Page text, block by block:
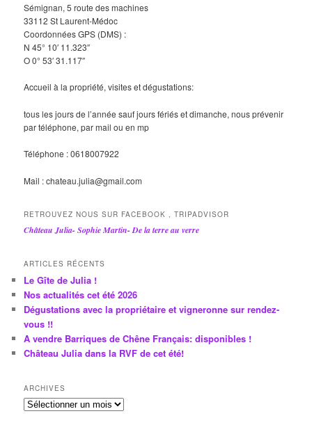
Sémignan, 5 route des machines
33112 St Laurent-Médoc
Coordonnées GPS (DMS) :
N 45° 10′ 11.323″
O 0° 53′ 31.117″
Accueil à la propriété, visites et dégustations:
tous les jours de l’année sauf jours fériés et dimanche, nous prévenir
par téléphone, par mail ou en mp
Téléphone : 0618007922
Mail : chateau.julia@gmail.com
RETROUVEZ NOUS SUR FACEBOOK , TRIPADVISOR
Château Julia- Sophie Martin- De la terre au verre
ARTICLES RÉCENTS
Le Gîte de Julia !
Nos actualités cet été 2026
Dégustations avec la propriétaire et vigneronne sur rendez-
vous !!
A vendre Barriques de Chêne Français: disponibles !
Château Julia dans la RVF de cet été!
ARCHIVES
A